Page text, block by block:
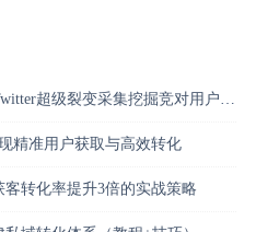
裂变采集挖掘竞对用户并做私信转化？
精准用户获取与高效转化
转化率提升3倍的实战策略